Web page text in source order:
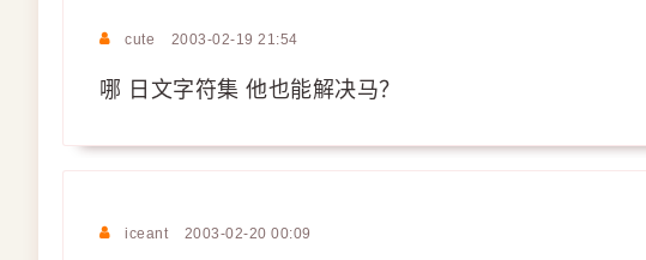
cute 2003-02-19 21:54
哪 日文字符集 他也能解决马？
iceant 2003-02-20 00:09